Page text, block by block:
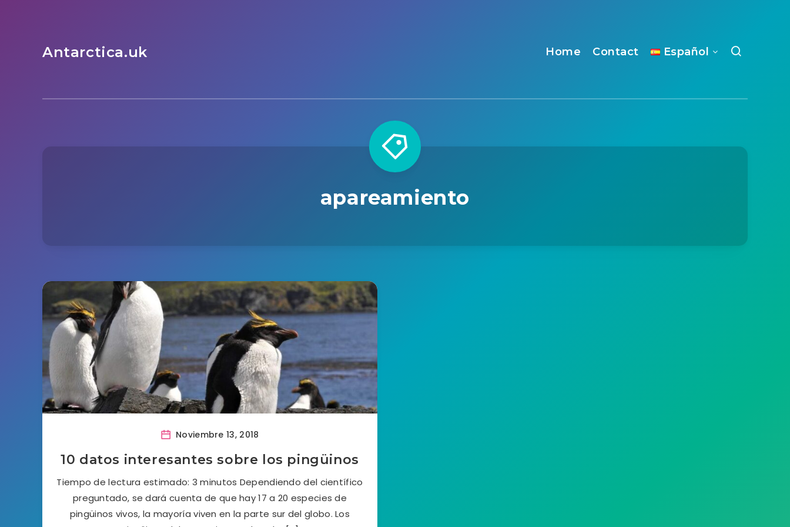
Antarctica.uk Home Contact Español
apareamiento
Noviembre 13, 2018
10 datos interesantes sobre los pingüinos
Tiempo de lectura estimado: 3 minutos Dependiendo del científico
preguntado, se dará cuenta de que hay 17 a 20 especies de
pingüinos vivos, la mayoría viven en la parte sur del globo. Los